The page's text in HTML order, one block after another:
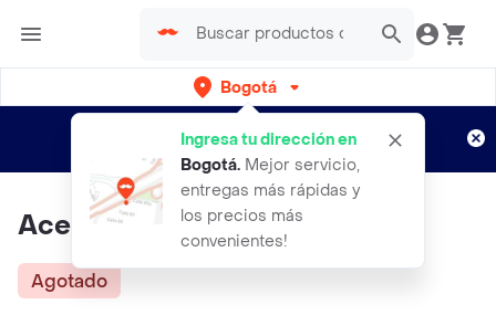
Bogotá
Ingresa tu dirección en
Bogotá. Mejor servicio,
entregas más rápidas y
los precios más
convenientes!
envíos gratis por semanas
Aplican TyC
Aceite De Linaza X 250 M L
Agotado